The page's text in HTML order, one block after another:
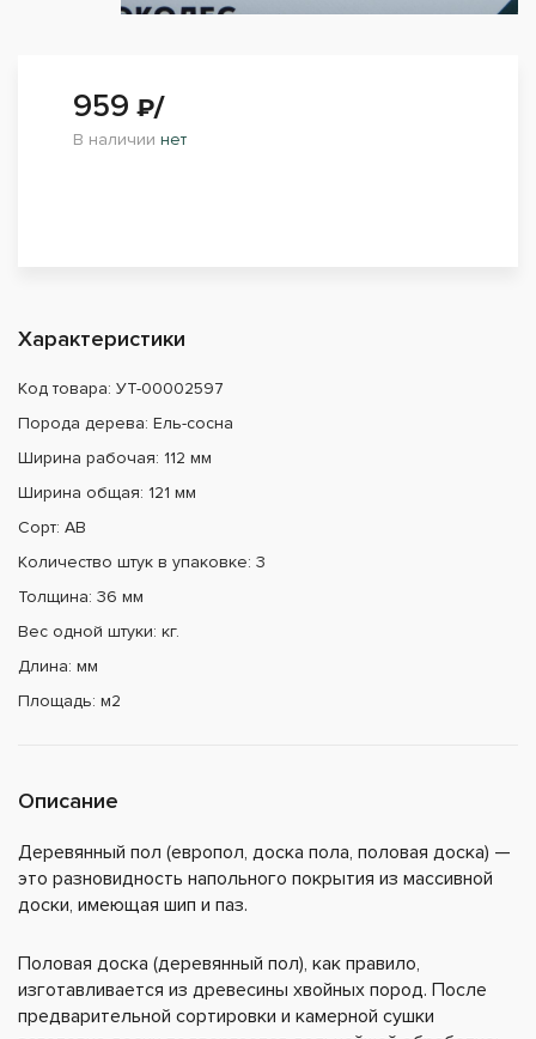
Характеристики
Код товара: УТ-00002597
Порода дерева: Ель-сосна
Ширина рабочая: 112 мм
Ширина общая: 121 мм
Сорт: АВ
Количество штук в упаковке: 3
Толщина: 36 мм
Вес одной штуки: кг.
Длина: мм
Площадь: м2
Описание
Деревянный пол (европол, доска пола, половая доска) —
это разновидность напольного покрытия из массивной
доски, имеющая шип и паз.
Половая доска (деревянный пол), как правило,
изготавливается из древесины хвойных пород. После
предварительной сортировки и камерной сушки
959 ₽/
В наличии нет